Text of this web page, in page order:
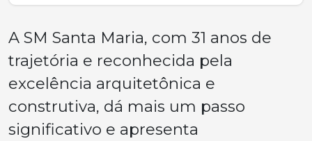
A SM Santa Maria, com 31 anos de
trajetória e reconhecida pela
excelência arquitetônica e
construtiva, dá mais um passo
significativo e apresenta